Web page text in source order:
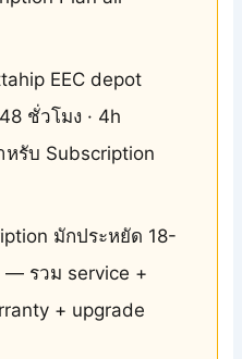
EEC depot
ชั่วโมง · 4h
หรับ Subscription
มักประหยัด 18-
— รวม service +
+ upgrade